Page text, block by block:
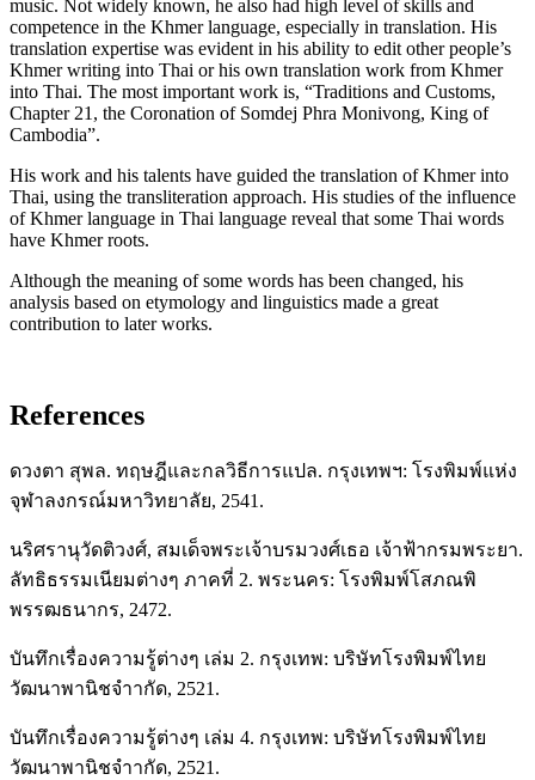
music. Not widely known, he also had high level of skills and
competence in the Khmer language, especially in translation. His
translation expertise was evident in his ability to edit other people’s
Khmer writing into Thai or his own translation work from Khmer
into Thai. The most important work is, “Traditions and Customs,
Chapter 21, the Coronation of Somdej Phra Monivong, King of
Cambodia”.
His work and his talents have guided the translation of Khmer into
Thai, using the transliteration approach. His studies of the influence
of Khmer language in Thai language reveal that some Thai words
have Khmer roots.
Although the meaning of some words has been changed, his
analysis based on etymology and linguistics made a great
contribution to later works.
References
ดวงตา สุพล. ทฤษฎีและกลวิธีการแปล. กรุงเทพฯ: โรงพิมพ์แห่ง
จุฬาลงกรณ์มหาวิทยาลัย, 2541.
นริศรานุวัดติวงศ์, สมเด็จพระเจ้าบรมวงศ์เธอ เจ้าฟ้ากรมพระยา.
ลัทธิธรรมเนียมต่างๆ ภาคที่ 2. พระนคร: โรงพิมพ์โสภณพิ
พรรฒธนากร, 2472.
บันทึกเรื่องความรู้ต่างๆ เล่ม 2. กรุงเทพ: บริษัทโรงพิมพ์ไทย
วัฒนาพานิชจําากัด, 2521.
บันทึกเรื่องความรู้ต่างๆ เล่ม 4. กรุงเทพ: บริษัทโรงพิมพ์ไทย
วัฒนาพานิชจําากัด, 2521.